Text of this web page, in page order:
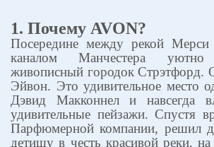
1. Почему AVON?
Посередине между рекой
каналом Манчестера уютно
живописный городок Стрэтфорд.
Эйвон. Это удивительное место
Дэвид Макконнел и навсегда
удивительные пейзажи. Спустя
Парфюмерной компании, решил
детищу в честь красивой реки,